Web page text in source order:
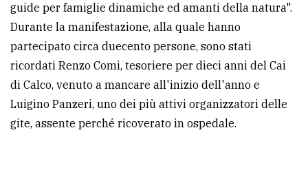
guide per famiglie dinamiche ed amanti della natura".
Durante la manifestazione, alla quale hanno
partecipato circa duecento persone, sono stati
ricordati Renzo Comi, tesoriere per dieci anni del Cai
di Calco, venuto a mancare all'inizio dell'anno e
Luigino Panzeri, uno dei più attivi organizzatori delle
gite, assente perché ricoverato in ospedale.